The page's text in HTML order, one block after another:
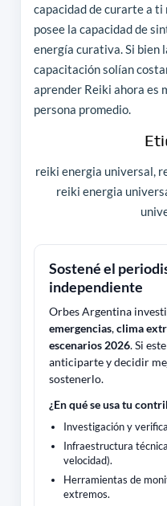
capacidad de curarte a ti
posee la capacidad de
energía curativa. Si bien
capacitación solían
aprender Reiki ahora es
persona promedio.
reiki energia universal,
reiki energia
Sostené el
independiente
Orbes Argentina
emergencias,clima
escenarios 2026. Si
anticiparte y decidir
sostenerlo.
¿En qué se usa tu
Investigación y
Infraestructura
velocidad).
Herramientas de
extremos.